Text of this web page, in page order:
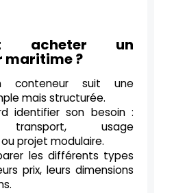
acheter un
maritime ?
conteneur suit une
mais structurée.
identifier son besoin :
transport, usage
projet modulaire.
les différents types
prix, leurs dimensions